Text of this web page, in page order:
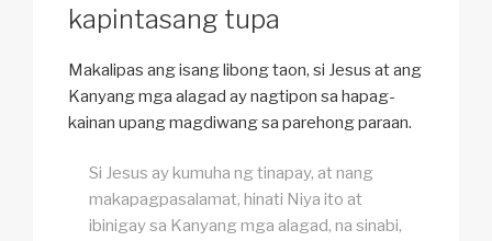
kapintasang tupa
Makalipas ang isang libong taon, si Jesus at ang
Kanyang mga alagad ay nagtipon sa hapag-
kainan upang magdiwang sa parehong paraan.
Si Jesus ay kumuha ng tinapay, at nang
makapagpasalamat, hinati Niya ito at
ibinigay sa Kanyang mga alagad, na sinabi,